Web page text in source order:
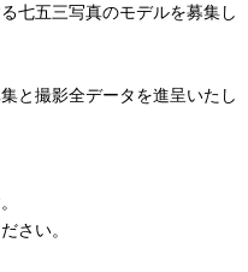
七五三写真のモデルを募集し
と撮影全データを進呈いたし
さい。